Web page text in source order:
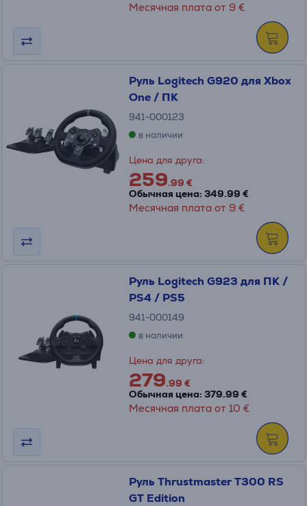
Месячная плата от 9 €
Руль Logitech G920 для Xbox
One / ПК
941-000123
в наличии
Цена для друга:
259.99 €
Обычная цена: 349.99 €
Месячная плата от 9 €
Руль Logitech G923 для ПК /
PS4 / PS5
941-000149
в наличии
Цена для друга:
279.99 €
Обычная цена: 379.99 €
Месячная плата от 10 €
Руль Thrustmaster T300 RS
GT Edition